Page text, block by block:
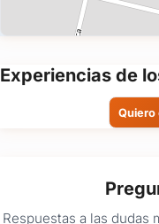
Experiencias de
Quiero
Respuestas a las dudas